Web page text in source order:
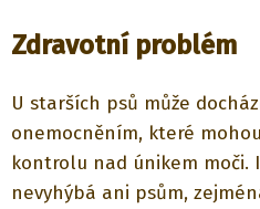
Zdravotní problém
U starších psů může
onemocněním, které
kontrolu nad únikem moči.
nevyhýbá ani psům,